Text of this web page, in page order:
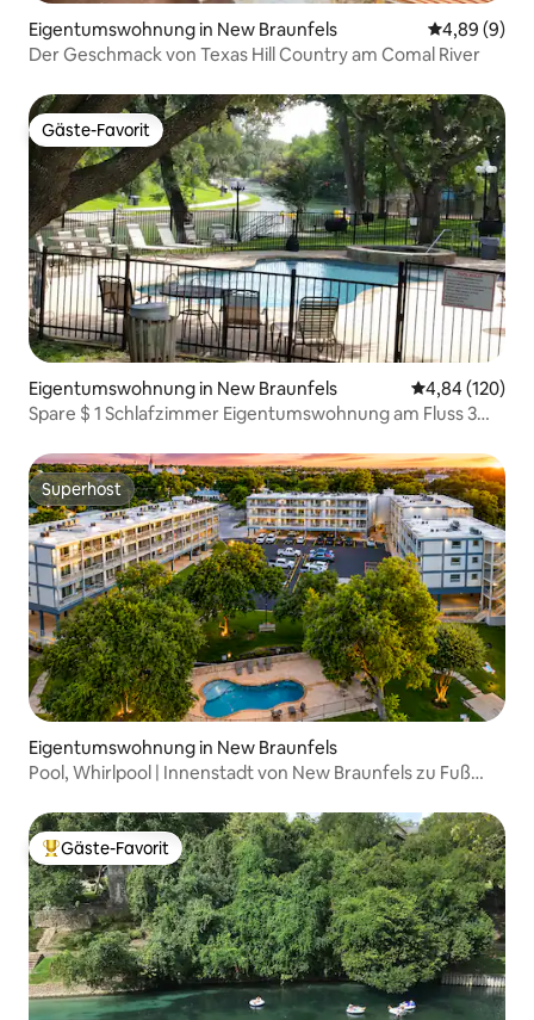
Eigentumswohnung in New Braunfels
4,89 (9)
Der Geschmack von Texas Hill Country am Comal River
Gäste-Favorit
Gäste-Favorit
Eigentumswohnung in New Braunfels
4,84 (120)
Spare $ 1 Schlafzimmer Eigentumswohnung am Fluss 3
Superhost
Superhost
Eigentumswohnung in New Braunfels
Pool, Whirlpool | Innenstadt von New Braunfels zu Fuß
Beliebter Gäste-Favorit.
Gäste-Favorit